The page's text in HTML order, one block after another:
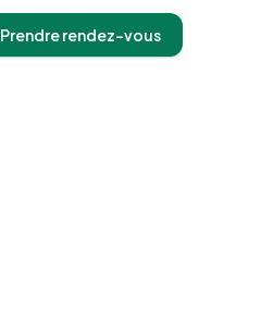
Prendre rendez-vous